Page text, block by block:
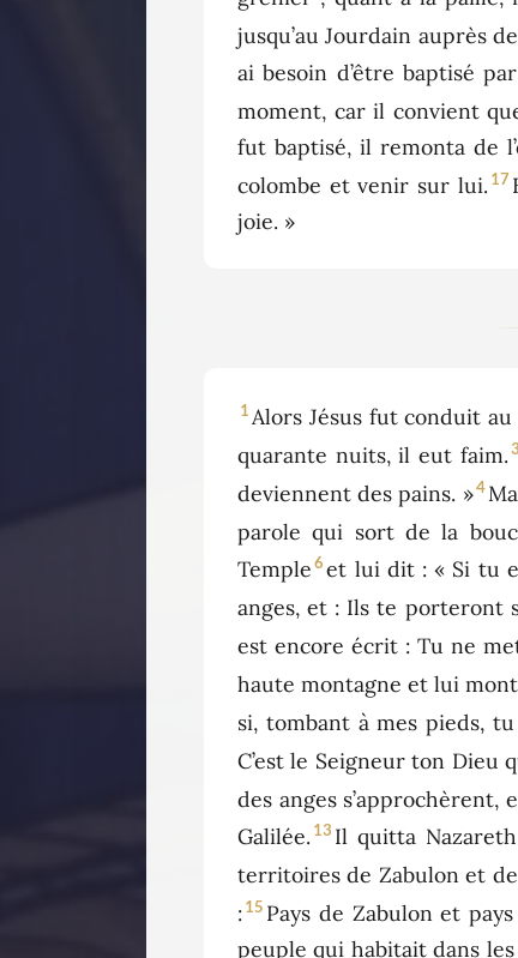
jusqu’au Jourdain auprès
ai besoin d’être baptisé
moment, car il convient
fut baptisé, il remonta de
colombe et venir sur lui. 17
joie. »
1 Alors Jésus fut conduit
quarante nuits, il eut faim.3
deviennent des pains. »4
parole qui sort de la
Temple6 et lui dit : « Si tu
anges, et : Ils te porteront
est encore écrit : Tu ne
haute montagne et lui
si, tombant à mes pieds,
C’est le Seigneur ton Dieu
des anges s’approchèrent,
Galilée. 13 Il quitta
territoires de Zabulon et
:15 Pays de Zabulon et
peuple qui habitait dans